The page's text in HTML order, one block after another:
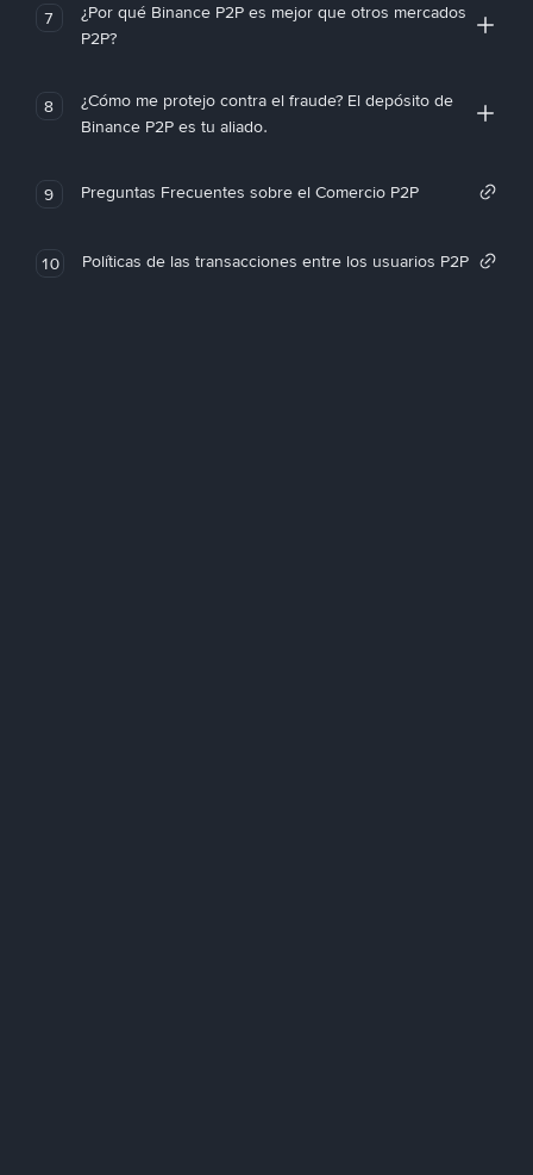
7
¿Por qué Binance P2P es mejor que otros mercados
P2P?
8
¿Cómo me protejo contra el fraude? El depósito de
Binance P2P es tu aliado.
9 Preguntas Frecuentes sobre el Comercio P2P
10 Políticas de las transacciones entre los usuarios P2P